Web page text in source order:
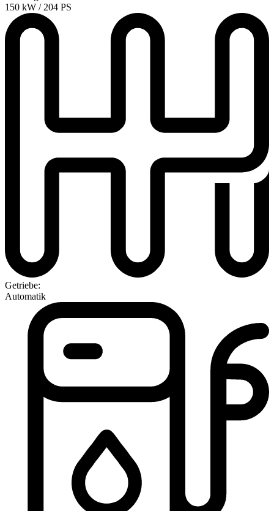
150 kW / 204 PS
Getriebe:
Automatik